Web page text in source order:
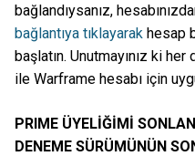
bağlandıysanız,
bağlantıya tıklayarak hesap
başlatın. Unutmayınız ki
ile Warframe hesabı için
PRIME ÜYELİĞİMİ
DENEME SÜRÜMÜNÜN